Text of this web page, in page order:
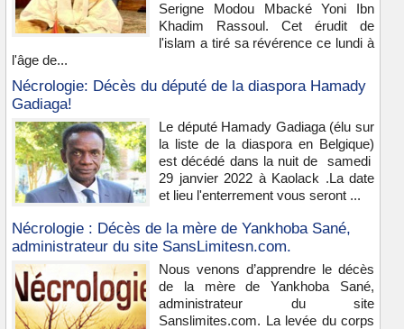
Serigne Modou Mbacké Yoni Ibn
Khadim Rassoul. Cet érudit de
l'islam a tiré sa révérence ce lundi à
l'âge de...
Nécrologie: Décès du député de la diaspora Hamady
Gadiaga!
Le député Hamady Gadiaga (élu sur
la liste de la diaspora en Belgique)
est décédé dans la nuit de samedi
29 janvier 2022 à Kaolack .La date
et lieu l'enterrement vous seront ...
Nécrologie : Décès de la mère de Yankhoba Sané,
administrateur du site SansLimitesn.com.
Nous venons d’apprendre le décès
de la mère de Yankhoba Sané,
administrateur du site
Sanslimites.com. La levée du corps